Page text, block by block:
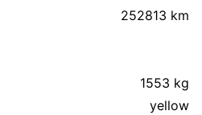
252813 km
1553 kg
yellow